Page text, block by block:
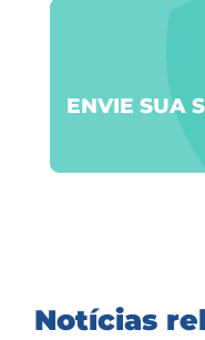
ENVIE SUA
Notícias